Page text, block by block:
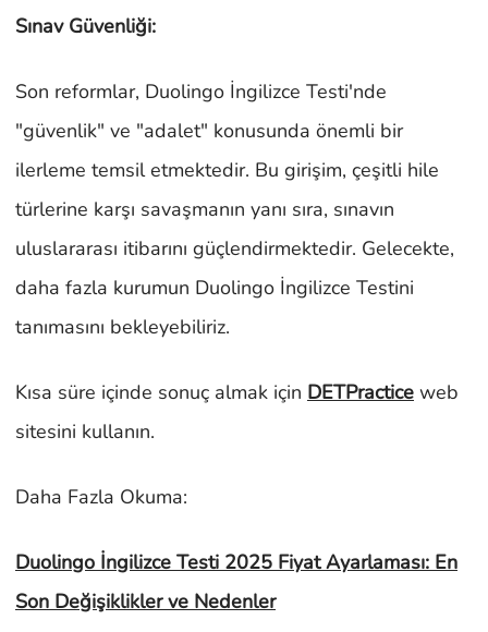
Sınav Güvenliği:
Son reformlar, Duolingo İngilizce Testi'nde
"güvenlik" ve "adalet" konusunda önemli bir
ilerleme temsil etmektedir. Bu girişim, çeşitli hile
türlerine karşı savaşmanın yanı sıra, sınavın
uluslararası itibarını güçlendirmektedir. Gelecekte,
daha fazla kurumun Duolingo İngilizce Testini
tanımasını bekleyebiliriz.
Kısa süre içinde sonuç almak için DETPractice web
sitesini kullanın.
Daha Fazla Okuma:
Duolingo İngilizce Testi 2025 Fiyat Ayarlaması: En
Son Değişiklikler ve Nedenler